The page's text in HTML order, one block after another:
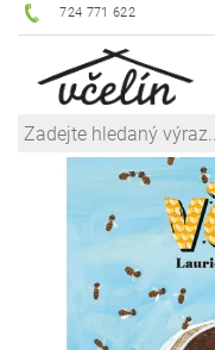
724 771 622